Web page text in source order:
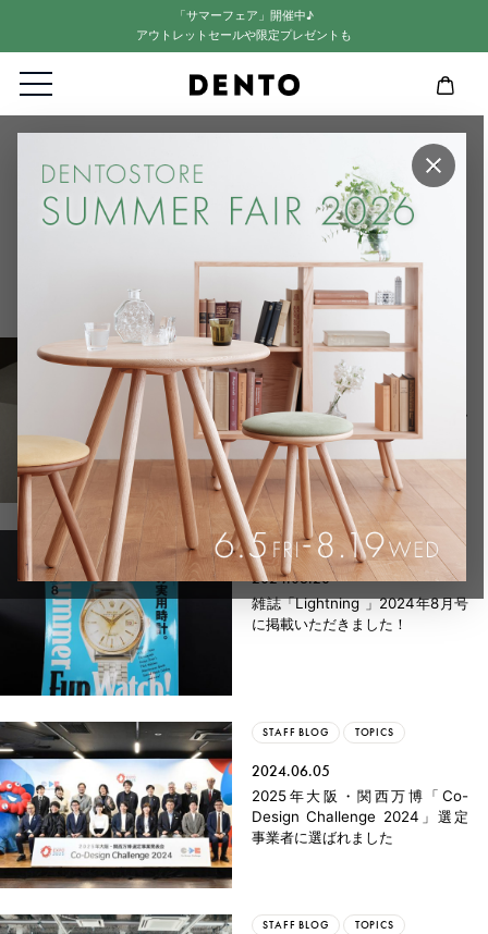
「サマーフェア」開催中♪
アウトレットセールや限定プレゼントも
×
STAFF BLOG
STAFF BLOG
2025.02.01
【FAN’S VOICE 006】フレーム
カスタムオーダー
FAN’SVOICE
STAFF BLOG
2024.06.28
雑誌「Lightning 」2024年8月号
に掲載いただきました！
STAFF BLOG TOPICS
2024.06.05
2025年大阪・関西万博「Co-
Design Challenge 2024」選定
事業者に選ばれました
STAFF BLOG TOPICS